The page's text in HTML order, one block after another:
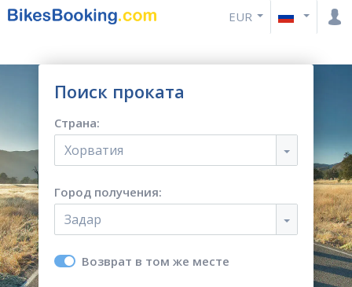
EUR
Поиск проката
Страна:
Хорватия
Город получения:
Задар
Возврат в том же месте